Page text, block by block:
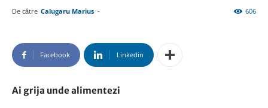
De către Calugaru Marius - 606
Facebook Linkedin
Ai grija unde alimentezi